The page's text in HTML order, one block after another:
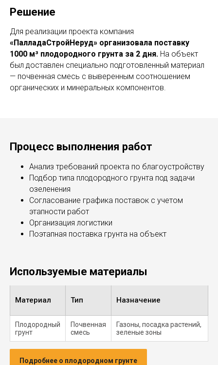
Решение
Для реализации проекта компания
«ПалладаСтройНеруд» организовала поставку
1000 м³ плодородного грунта за 2 дня. На объект
был доставлен специально подготовленный материал
— почвенная смесь с выверенным соотношением
органических и минеральных компонентов.
Процесс выполнения работ
Анализ требований проекта по благоустройству
Подбор типа плодородного грунта под задачи
озеленения
Согласование графика поставок с учетом
этапности работ
Организация логистики
Поэтапная поставка грунта на объект
Используемые материалы
Материал Тип Назначение
Плодородный
грунт
Почвенная
смесь
Газоны, посадка растений,
зеленые зоны
Подробнее о плодородном грунте